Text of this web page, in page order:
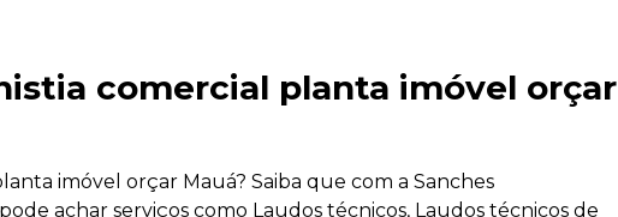
comercial planta imóvel orçar
imóvel orçar Mauá? Saiba que com a Sanches
achar serviços como Laudos técnicos, Laudos técnicos de